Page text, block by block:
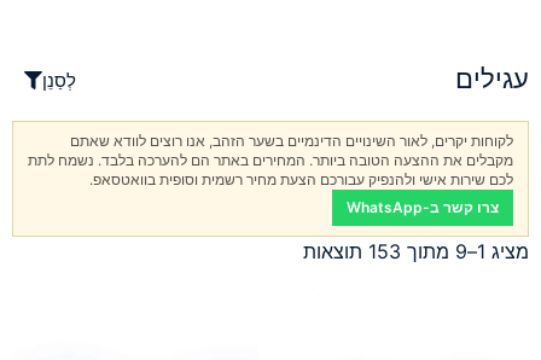
לְסַנֵן עגילים
לקוחות יקרים, לאור השינויים הדינמיים בשער הזהב, אנו רוצים לוודא שאתם
מקבלים את ההצעה הטובה ביותר. המחירים באתר הם להערכה בלבד. נשמח לתת
לכם שירות אישי ולהנפיק עבורכם הצעת מחיר רשמית וסופית בוואטסאפ.
צרו קשר ב-WhatsApp
מציג 1–9 מתוך 153 תוצאות